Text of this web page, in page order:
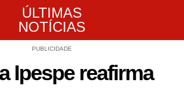
ÚLTIMAS
NOTÍCIAS
PUBLICIDADE
Ipespe reafirma